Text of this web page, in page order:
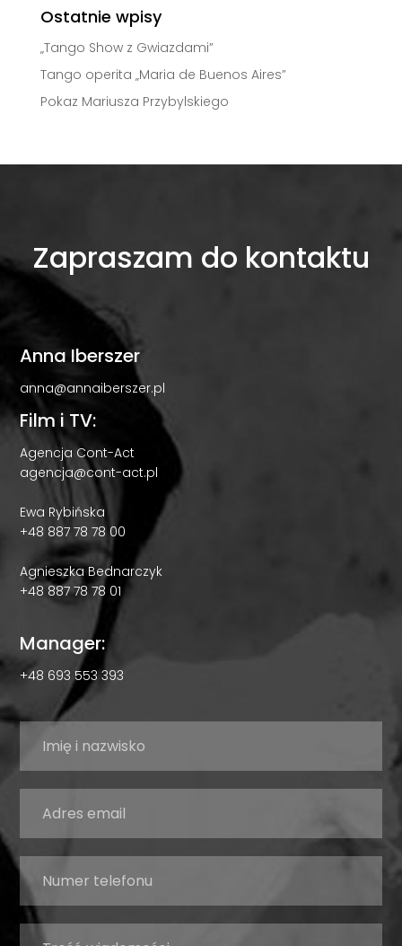
Ostatnie wpisy
„Tango Show z Gwiazdami”
Tango operita „Maria de Buenos Aires”
Pokaz Mariusza Przybylskiego
Zapraszam do kontaktu
Anna Iberszer
anna@annaiberszer.pl
Film i TV:
Agencja Cont-Act
agencja@cont-act.pl
Ewa Rybińska
+48 887 78 78 00
Agnieszka Bednarczyk
+48 887 78 78 01
Manager:
+48 693 553 393